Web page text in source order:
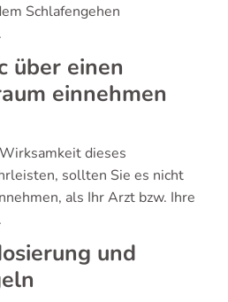
Schlafengehen
über einen
einnehmen
dieses
sollten Sie es nicht
als Ihr Arzt bzw. Ihre
und